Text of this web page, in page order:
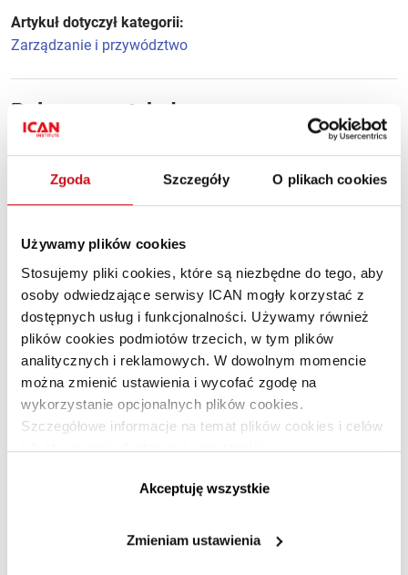
Zgoda Szczegóły O plikach cookies
Używamy plików cookies
Stosujemy pliki cookies, które są niezbędne do tego, aby
osoby odwiedzające serwisy ICAN mogły korzystać z
dostępnych usług i funkcjonalności. Używamy również
plików cookies podmiotów trzecich, w tym plików
analitycznych i reklamowych. W dowolnym momencie
można zmienić ustawienia i wycofać zgodę na
wykorzystanie opcjonalnych plików cookies.
Szczegółowe informacje na temat plików cookies i celów
ich stosowania dostępne są na stronie
Akceptuję wszystkie
Zmieniam ustawienia
Artykuł dotyczył kategorii:
Zarządzanie i przywództwo
Polecane artykuły
Dobro w zgodzie z DNA firmy
Dwie ręce i „przyrośnięty” do nich
człowiek, czyli co zabija